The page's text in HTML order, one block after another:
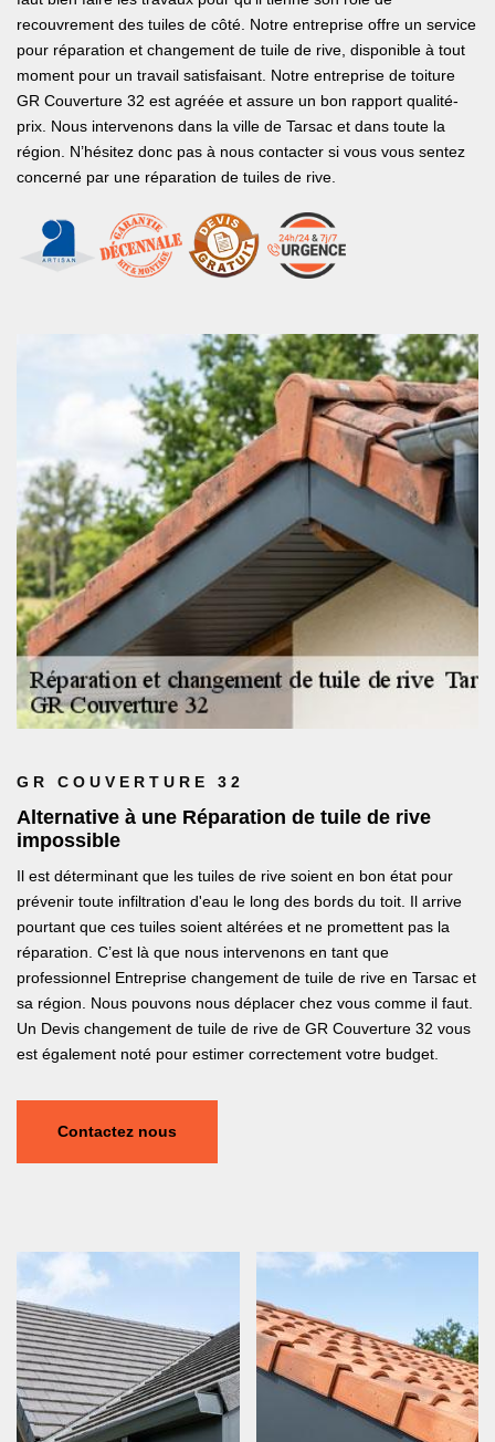
recouvrement des tuiles de côté. Notre entreprise offre un service
pour réparation et changement de tuile de rive, disponible à tout
moment pour un travail satisfaisant. Notre entreprise de toiture
GR Couverture 32 est agréée et assure un bon rapport qualité-
prix. Nous intervenons dans la ville de Tarsac et dans toute la
région. N’hésitez donc pas à nous contacter si vous vous sentez
concerné par une réparation de tuiles de rive.
GR COUVERTURE 32
Alternative à une Réparation de tuile de rive
impossible
Il est déterminant que les tuiles de rive soient en bon état pour
prévenir toute infiltration d'eau le long des bords du toit. Il arrive
pourtant que ces tuiles soient altérées et ne promettent pas la
réparation. C’est là que nous intervenons en tant que
professionnel Entreprise changement de tuile de rive en Tarsac et
sa région. Nous pouvons nous déplacer chez vous comme il faut.
Un Devis changement de tuile de rive de GR Couverture 32 vous
est également noté pour estimer correctement votre budget.
Contactez nous